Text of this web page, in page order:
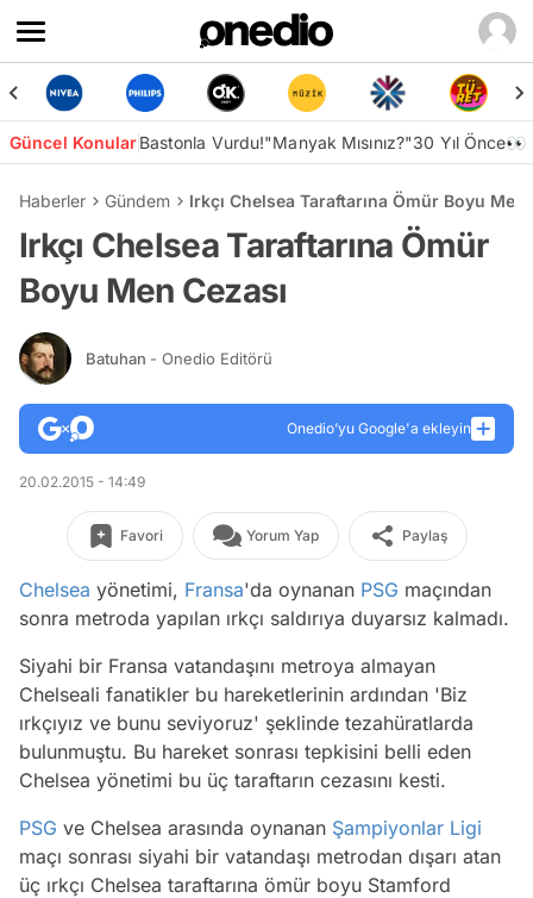
Güncel KonularBastonla Vurdu!"Manyak Mısınız?"30 Yıl Önce👀
Haberler Gündem Irkçı Chelsea Taraftarına Ömür Boyu Men
Irkçı Chelsea Taraftarına Ömür
Boyu Men Cezası
Batuhan - Onedio Editörü
Onedio’yu Google'a ekleyin
20.02.2015 - 14:49
Favori Yorum Yap Paylaş
Chelsea yönetimi, Fransa'da oynanan PSG maçından
sonra metroda yapılan ırkçı saldırıya duyarsız kalmadı.
Siyahi bir Fransa vatandaşını metroya almayan
Chelseali fanatikler bu hareketlerinin ardından 'Biz
ırkçıyız ve bunu seviyoruz' şeklinde tezahüratlarda
bulunmuştu. Bu hareket sonrası tepkisini belli eden
Chelsea yönetimi bu üç taraftarın cezasını kesti.
PSG ve Chelsea arasında oynanan Şampiyonlar Ligi
maçı sonrası siyahi bir vatandaşı metrodan dışarı atan
üç ırkçı Chelsea taraftarına ömür boyu Stamford